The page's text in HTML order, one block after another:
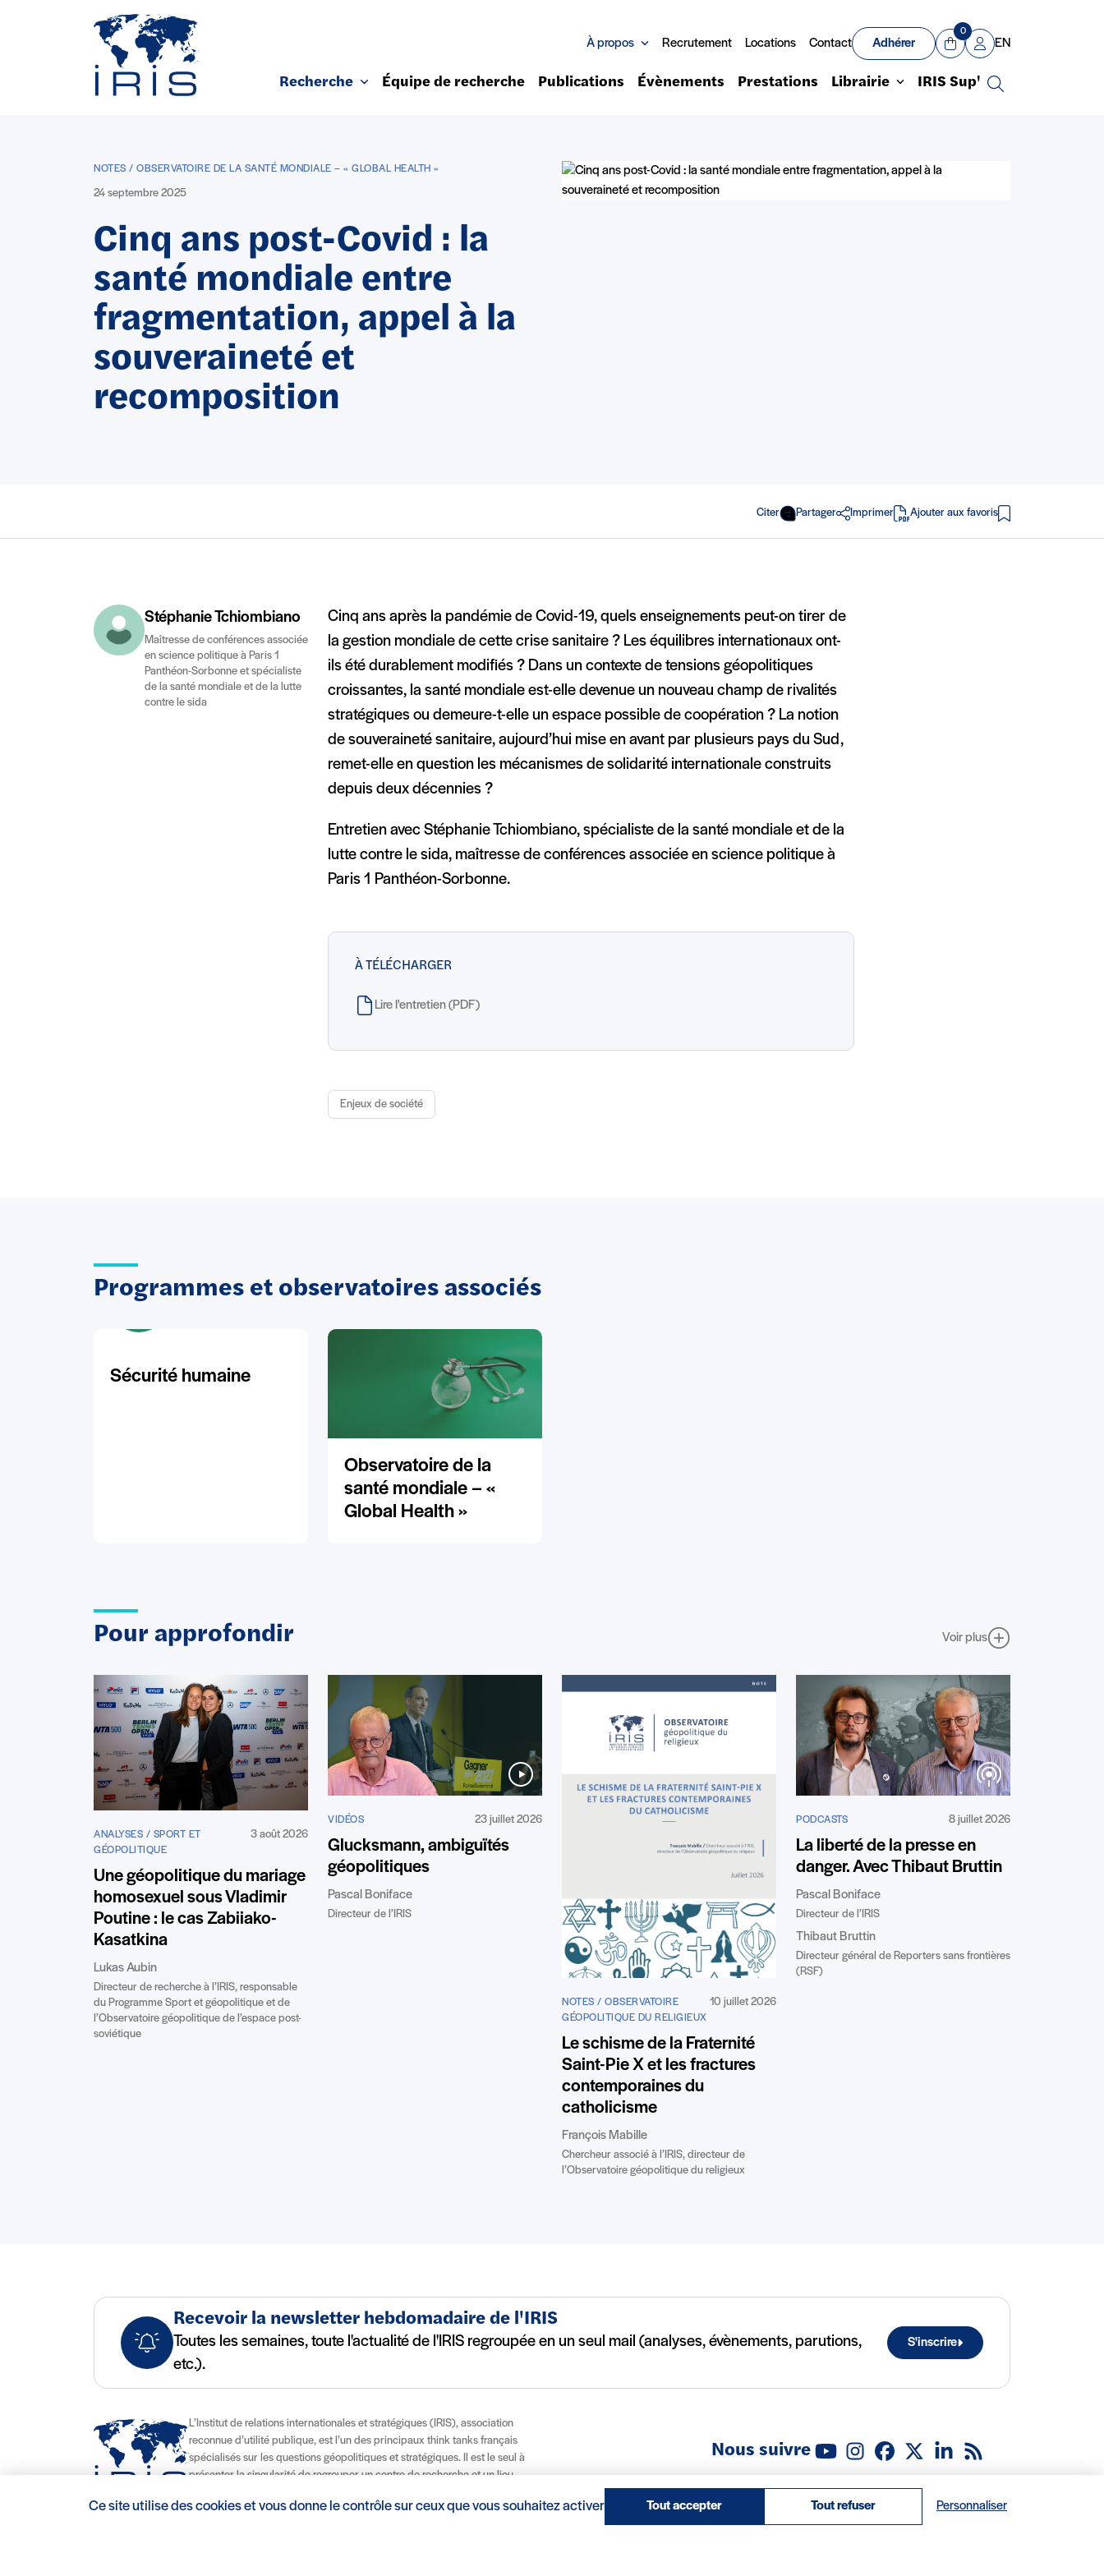
À propos Recrutement Locations Contact Adhérer
Panier
0
Mon compte
EN
Recherche Équipe de recherche Publications Évènements Prestations Librairie IRIS Sup'
Recherche
NOTES / OBSERVATOIRE DE LA SANTÉ MONDIALE – « GLOBAL HEALTH »
24 septembre 2025
Cinq ans post-Covid : la
santé mondiale entre
fragmentation, appel à la
souveraineté et
recomposition
Citer Partager Imprimer
en PDF
Ajouter aux favoris
Stéphanie Tchiombiano
Maîtresse de conférences associée
en science politique à Paris 1
Panthéon-Sorbonne et spécialiste
de la santé mondiale et de la lutte
contre le sida
Cinq ans après la pandémie de Covid-19, quels enseignements peut-on tirer de
la gestion mondiale de cette crise sanitaire ? Les équilibres internationaux ont-
ils été durablement modifiés ? Dans un contexte de tensions géopolitiques
croissantes, la santé mondiale est-elle devenue un nouveau champ de rivalités
stratégiques ou demeure-t-elle un espace possible de coopération ? La notion
de souveraineté sanitaire, aujourd’hui mise en avant par plusieurs pays du Sud,
remet-elle en question les mécanismes de solidarité internationale construits
depuis deux décennies ?
Entretien avec Stéphanie Tchiombiano, spécialiste de la santé mondiale et de la
lutte contre le sida, maîtresse de conférences associée en science politique à
Paris 1 Panthéon-Sorbonne.
À TÉLÉCHARGER
Lire l'entretien (PDF)
Enjeux de société
Programmes et observatoires associés
Sécurité humaine
Observatoire de la
santé mondiale – «
Global Health »
Pour approfondir Voir plus
ANALYSES / SPORT ET
GÉOPOLITIQUE
3 août 2026
Une géopolitique du mariage
homosexuel sous Vladimir
Poutine : le cas Zabiiako-
Kasatkina
Lukas Aubin
Directeur de recherche à l’IRIS, responsable
du Programme Sport et géopolitique et de
l’Observatoire géopolitique de l’espace post-
soviétique
VIDÉOS 23 juillet 2026
Glucksmann, ambiguïtés
géopolitiques
Pascal Boniface
Directeur de l’IRIS
NOTES / OBSERVATOIRE
GÉOPOLITIQUE DU RELIGIEUX
10 juillet 2026
Le schisme de la Fraternité
Saint-Pie X et les fractures
contemporaines du
catholicisme
François Mabille
Chercheur associé à l’IRIS, directeur de
l’Observatoire géopolitique du religieux
PODCASTS 8 juillet 2026
La liberté de la presse en
danger. Avec Thibaut Bruttin
Pascal Boniface
Directeur de l’IRIS
Thibaut Bruttin
Directeur général de Reporters sans frontières
(RSF)
Recevoir la newsletter hebdomadaire de l'IRIS
Toutes les semaines, toute l'actualité de l'IRIS regroupée en un seul mail (analyses, évènements, parutions,
etc.).
S'inscrire
L’Institut de relations internationales et stratégiques (IRIS), association
reconnue d’utilité publique, est l’un des principaux think tanks français
spécialisés sur les questions géopolitiques et stratégiques. Il est le seul à
présenter la singularité de regrouper un centre de recherche et un lieu
contribuant à son attractivité nationale et internationale.
Nous suivre YoutubeInstagramFacebookX (Twitter)
LinkedinFlux RSS
À propos Recrutement Locations
Ce site utilise des cookies et vous donne le contrôle sur ceux que vous souhaitez activer Tout accepter Tout refuser Personnaliser